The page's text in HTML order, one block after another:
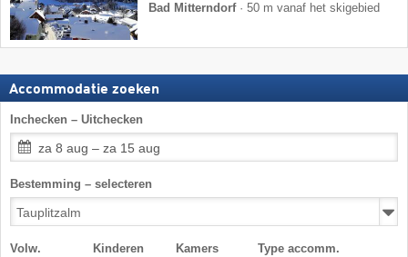
Bad Mitterndorf· 50 m vanaf het skigebied
Accommodatie zoeken
Inchecken – Uitchecken
za 8 aug – za 15 aug
Bestemming – selecteren
Volw. Kinderen Kamers Type accomm.